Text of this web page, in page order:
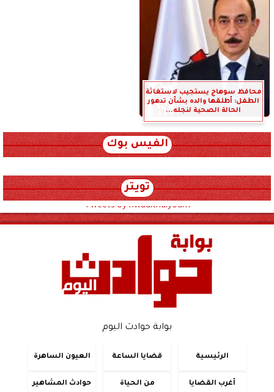
محافظ سوهاج يستجيب لاستغاثة
الطفل: أطلقها والده بشأن تدهور
الحالة الصحية لنجله...
الفيس بوك
تويتر
Tweets by hwadithalyoum
بوابة حوادث اليوم
الرئيسية قضايا الساعة العيون الساهرة
أغرب القضايا من الحياة حوادث المشاهير